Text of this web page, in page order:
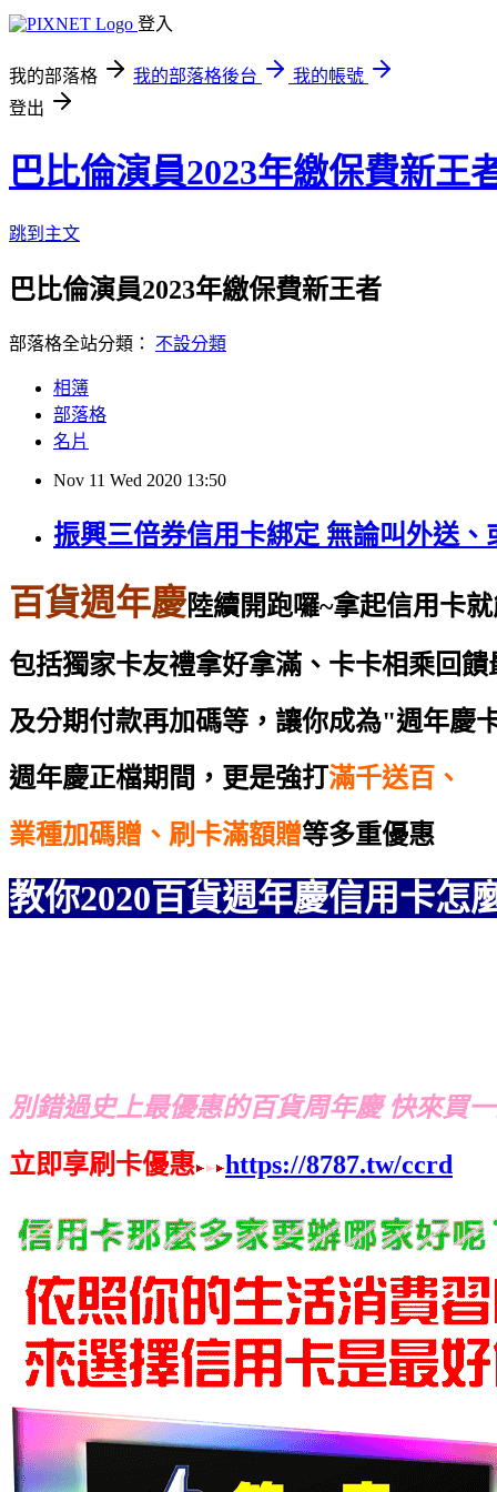
登入
我的部落格 我的部落格後台
我的帳號
登出
巴比倫演員2023年繳保費新王
跳到主文
巴比倫演員2023年繳保費新王者
部落格全站分類： 不設分類
相簿
部落格
名片
Nov 11 Wed 2020 13:50
振興三倍券信用卡綁定 無論叫外送
百貨週年慶陸續開跑囉~拿起信用卡
包括獨家卡友禮拿好拿滿、卡卡相乘回饋
及分期付款再加碼等，讓你成為"週年慶
週年慶正檔期間，更是強打滿千送百、
業種加碼贈、刷卡滿額贈等多重優惠
教你2020百貨週年慶信用卡怎
別錯過史上最優惠的百貨周年慶 快來買
立即享刷卡優惠
https://8787.tw/ccrd